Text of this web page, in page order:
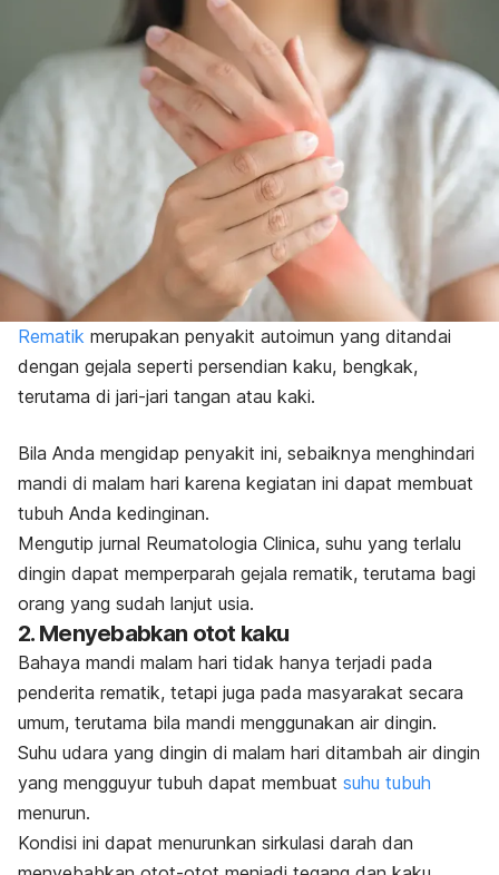
Rematik merupakan penyakit autoimun yang ditandai
dengan gejala seperti persendian kaku, bengkak,
terutama di jari-jari tangan atau kaki.
Bila Anda mengidap penyakit ini, sebaiknya menghindari
mandi di malam hari karena kegiatan ini dapat membuat
tubuh Anda kedinginan.
Mengutip jurnal Reumatologia Clinica, suhu yang terlalu
dingin dapat memperparah gejala rematik, terutama bagi
orang yang sudah lanjut usia.
2. Menyebabkan otot kaku
Bahaya mandi malam hari tidak hanya terjadi pada
penderita rematik, tetapi juga pada masyarakat secara
umum, terutama bila mandi menggunakan air dingin.
Suhu udara yang dingin di malam hari ditambah air dingin
yang mengguyur tubuh dapat membuat suhu tubuh
menurun.
Kondisi ini dapat menurunkan sirkulasi darah dan